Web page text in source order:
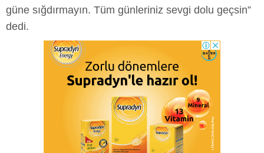
güne sığdırmayın. Tüm günleriniz sevgi dolu geçsin”
dedi.